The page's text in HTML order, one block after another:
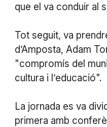
que el va conduir al
Tot seguit, va
d’Amposta, Adam
"compromís del
cultura i l’educació".
La jornada es va
primera amb